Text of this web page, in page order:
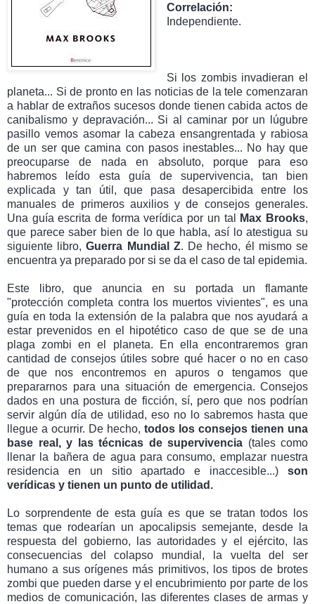
Correlación:
Independiente.
Si los zombis invadieran el
planeta... Si de pronto en las noticias de la tele comenzaran
a hablar de extraños sucesos donde tienen cabida actos de
canibalismo y depravación... Si al caminar por un lúgubre
pasillo vemos asomar la cabeza ensangrentada y rabiosa
de un ser que camina con pasos inestables... No hay que
preocuparse de nada en absoluto, porque para eso
habremos leído esta guía de supervivencia, tan bien
explicada y tan útil, que pasa desapercibida entre los
manuales de primeros auxilios y de consejos generales.
Una guía escrita de forma verídica por un tal
Max Brooks,
que parece saber bien de lo que habla, así lo atestigua su
siguiente libro,Guerra Mundial Z. De hecho, él mismo se
encuentra ya preparado por si se da el caso de tal epidemia.
Este libro, que anuncia en su portada un flamante
"protección completa contra los muertos vivientes", es una
guía en toda la extensión de la palabra que nos ayudará a
estar prevenidos en el hipotético caso de que se de una
plaga zombi en el planeta. En ella encontraremos gran
cantidad de consejos útiles sobre qué hacer o no en caso
de que nos encontremos en apuros o tengamos que
prepararnos para una situación de emergencia. Consejos
dados en una postura de ficción, sí, pero que nos podrían
servir algún día de utilidad, eso no lo sabremos hasta que
llegue a ocurrir. De hecho, todos los consejos tienen una
base real, y las técnicas de supervivencia (tales como
llenar la bañera de agua para consumo, emplazar nuestra
residencia en un sitio apartado e inaccesible...) son
verídicas y tienen un punto de utilidad.
Lo sorprendente de esta guía es que se tratan todos los
temas que rodearían un apocalipsis semejante, desde la
respuesta del gobierno, las autoridades y el ejército, las
consecuencias del colapso mundial, la vuelta del ser
humano a sus orígenes más primitivos, los tipos de brotes
zombi que pueden darse y el encubrimiento por parte de los
medios de comunicación, las diferentes clases de armas y